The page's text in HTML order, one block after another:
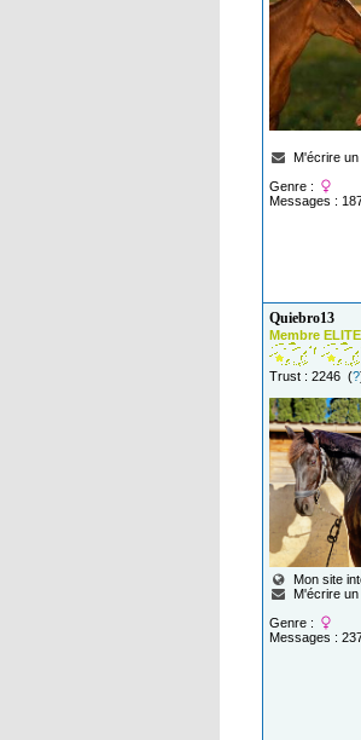
M'écrire un
Genre :
Messages :
Quiebro13
Membre
Trust : 2246 (?
Mon site
M'écrire un
Genre :
Messages :